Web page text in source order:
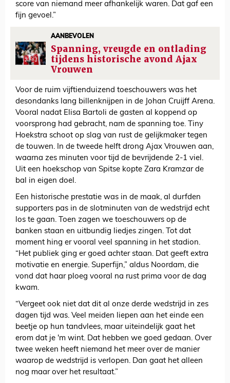
score van niemand meer afhankelijk waren. Dat gaf een
fijn gevoel.”
AANBEVOLEN
Spanning, vreugde en ontlading
tijdens historische avond Ajax
Vrouwen
Voor de ruim vijftienduizend toeschouwers was het
desondanks lang billenknijpen in de Johan Cruijff Arena.
Vooral nadat Elisa Bartoli de gasten al koppend op
voorsprong had gebracht, nam de spanning toe. Tiny
Hoekstra schoot op slag van rust de gelijkmaker tegen
de touwen. In de tweede helft drong Ajax Vrouwen aan,
waarna zes minuten voor tijd de bevrijdende 2-1 viel.
Uit een hoekschop van Spitse kopte Zara Kramzar de
bal in eigen doel.
Een historische prestatie was in de maak, al durfden
supporters pas in de slotminuten van de wedstrijd echt
los te gaan. Toen zagen we toeschouwers op de
banken staan en uitbundig liedjes zingen. Tot dat
moment hing er vooral veel spanning in het stadion.
“Het publiek ging er goed achter staan. Dat geeft extra
motivatie en energie. Superfijn,” aldus Noordam, die
vond dat haar ploeg vooral na rust prima voor de dag
kwam.
“Vergeet ook niet dat dit al onze derde wedstrijd in zes
dagen tijd was. Veel meiden liepen aan het einde een
beetje op hun tandvlees, maar uiteindelijk gaat het
erom dat je 'm wint. Dat hebben we goed gedaan. Over
twee weken heeft niemand het meer over de manier
waarop de wedstrijd is verlopen. Dan gaat het alleen
nog maar over het resultaat.”